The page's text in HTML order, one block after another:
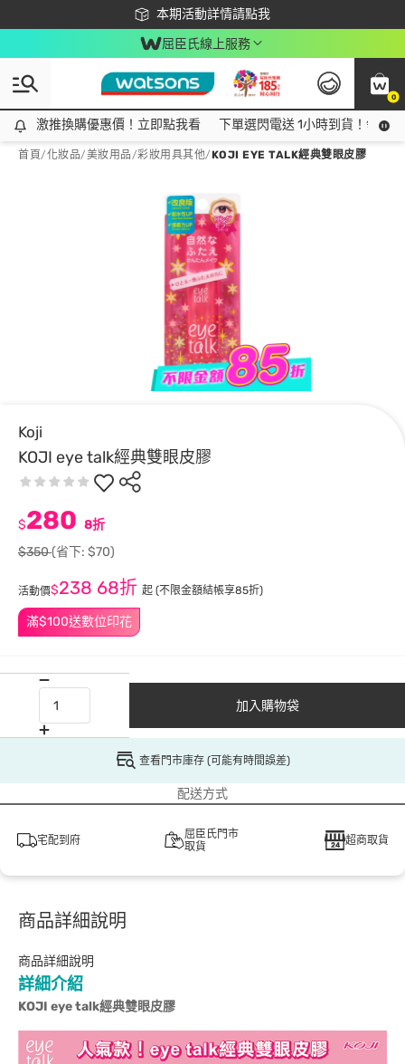
本期活動詳情請點我
下載app最高回饋$350
屈臣氏線上服務
0
激推換購優惠價！立即點我看
激推換購優惠價！立即點我看 下單選閃電送 1小時到貨！領神
首頁/化妝品/美妝用品/彩妝用具其他/KOJI EYE TALK經典雙眼皮膠
Koji
KOJI eye talk經典雙眼皮膠
滿$100送數位印花
$280 8折
$350(省下: $70)
活動價$238 68折 起 (不限金額結帳享85折)
加入購物袋
查看門市庫存 (可能有時間誤差)
配送方式
宅配到府
屈臣氏門市
取貨
超商取貨
商品詳細說明
商品詳細說明
詳細介紹
KOJI eye talk經典雙眼皮膠